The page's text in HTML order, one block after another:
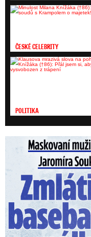
ČESKÉ CELEBRITY
POLITIKA
Maskovaní muži